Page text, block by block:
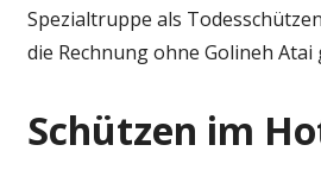
Spezialtruppe als
die Rechnung ohne Golineh Atai
Schützen im